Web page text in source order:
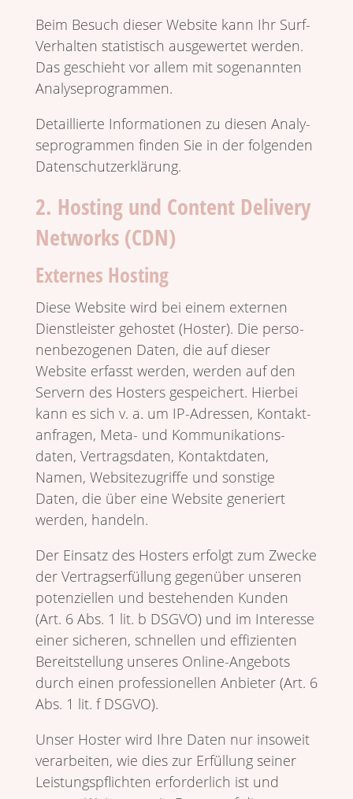
Beim Besuch dieser Website kann Ihr Surf-
Verhalten stati­stisch ausge­wertet werden.
Das geschieht vor allem mit soge­nannten
Analyseprogrammen.
Detail­lierte Infor­ma­tionen zu diesen Analy­
se­pro­grammen finden Sie in der folgenden
Datenschutzerklärung.
2. Hosting und Content Delivery
Networks (CDN)
Externes Hosting
Diese Website wird bei einem externen
Dienst­lei­ster geho­stet (Hoster). Die perso­
nen­be­zo­genen Daten, die auf dieser
Website erfasst werden, werden auf den
Servern des Hosters gespei­chert. Hierbei
kann es sich v. a. um IP-Adressen, Kontakt­
an­fragen, Meta- und Kommu­ni­ka­ti­ons­
daten, Vertrags­daten, Kontakt­daten,
Namen, Website­zu­griffe und sonstige
Daten, die über eine Website gene­riert
werden, handeln.
Der Einsatz des Hosters erfolgt zum Zwecke
der Vertrags­er­fül­lung gegen­über unseren
poten­zi­ellen und bestehenden Kunden
(Art. 6 Abs. 1 lit. b DSGVO) und im Inter­esse
einer sicheren, schnellen und effi­zi­enten
Bereit­stel­lung unseres Online-Ange­bots
durch einen profes­sio­nellen Anbieter (Art. 6
Abs. 1 lit. f DSGVO).
Unser Hoster wird Ihre Daten nur inso­weit
verar­beiten, wie dies zur Erfül­lung seiner
Leistungs­pflichten erfor­der­lich ist und